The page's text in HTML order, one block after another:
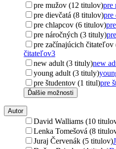
pre mužov (12 titulov)pre
pre dievčatá (8 titulov)pre
pre chlapcov (6 titulov)
pre náročných (3 tituly)
pre začínajúcich
čitateľov3
new adult (3 tituly)new
young adult (3 tituly)
pre študentov (1 titul)pre
Ďalšie možnosti
Autor
David Walliams (10
Lenka Tomešová (8
Juraj Červenák (5 titulov)